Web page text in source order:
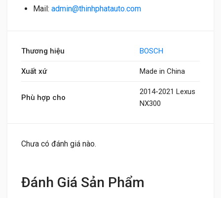
Mail: admin@thinhphatauto.com
Thương hiệu BOSCH
Xuất xứ Made in China
Phù hợp cho
2014-2021 Lexus
NX300
Chưa có đánh giá nào.
Đánh Giá Sản Phẩm